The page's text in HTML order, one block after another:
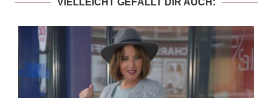
VIELLEICHT GEFÄLLT DIR AUCH: